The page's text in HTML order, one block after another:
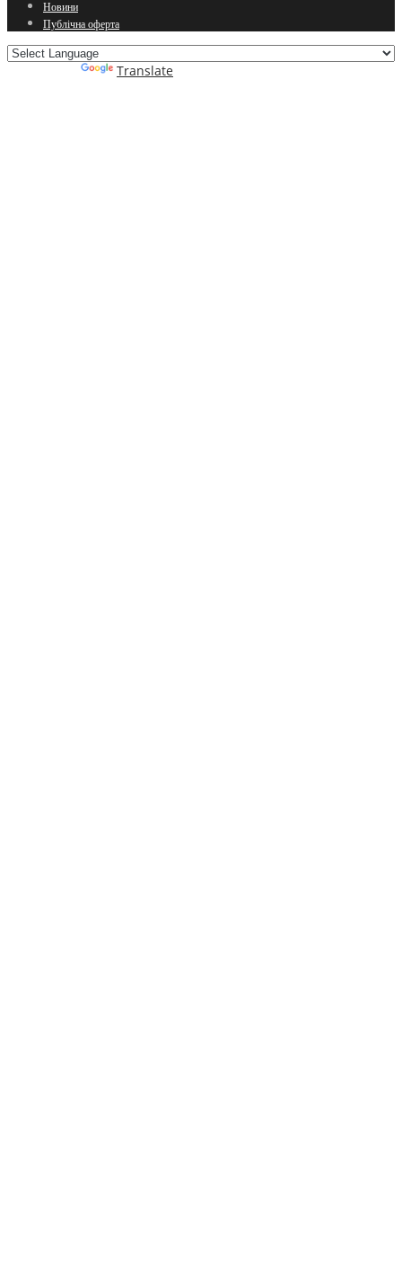
Новини
Публічна оферта
Translate